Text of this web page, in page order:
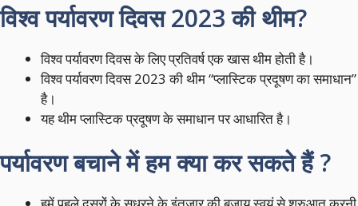
विश्व पर्यावरण दिवस 2023 की थीम?
विश्व पर्यावरण दिवस के लिए प्रतिवर्ष एक खास थीम होती है।
विश्व पर्यावरण दिवस 2023 की थीम “प्लास्टिक प्रदूषण का समाधान”
है।
यह थीम प्लास्टिक प्रदूषण के समाधान पर आधारित है।
पर्यावरण बचाने में हम क्या कर सकते हैं ?